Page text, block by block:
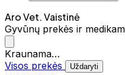
Aro Vet. Vaistinė
Gyvūnų prekės ir
Kraunama…
Visos prekės
Uždaryti